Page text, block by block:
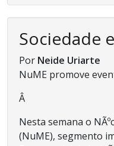
Sociedade
Por Neide Uriarte
NuME promove
Â
Nesta semana o
(NuME), segmento